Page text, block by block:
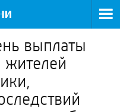
выплаты
жителей